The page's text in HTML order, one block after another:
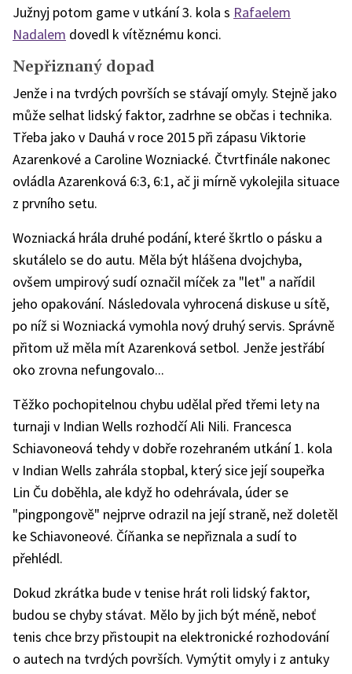
Južnyj potom game v utkání 3. kola s Rafaelem
Nadalem dovedl k vítěznému konci.
Nepřiznaný dopad
Jenže i na tvrdých površích se stávají omyly. Stejně jako
může selhat lidský faktor, zadrhne se občas i technika.
Třeba jako v Dauhá v roce 2015 při zápasu Viktorie
Azarenkové a Caroline Wozniacké. Čtvrtfinále nakonec
ovládla Azarenková 6:3, 6:1, ač ji mírně vykolejila situace
z prvního setu.
Wozniacká hrála druhé podání, které škrtlo o pásku a
skutálelo se do autu. Měla být hlášena dvojchyba,
ovšem umpirový sudí označil míček za "let" a nařídil
jeho opakování. Následovala vyhrocená diskuse u sítě,
po níž si Wozniacká vymohla nový druhý servis. Správně
přitom už měla mít Azarenková setbol. Jenže jestřábí
oko zrovna nefungovalo...
Těžko pochopitelnou chybu udělal před třemi lety na
turnaji v Indian Wells rozhodčí Ali Nili. Francesca
Schiavoneová tehdy v dobře rozehraném utkání 1. kola
v Indian Wells zahrála stopbal, který sice její soupeřka
Lin Ču doběhla, ale když ho odehrávala, úder se
"pingpongově" nejprve odrazil na její straně, než doletěl
ke Schiavoneové. Číňanka se nepřiznala a sudí to
přehlédl.
Dokud zkrátka bude v tenise hrát roli lidský faktor,
budou se chyby stávat. Mělo by jich být méně, neboť
tenis chce brzy přistoupit na elektronické rozhodování
o autech na tvrdých površích. Vymýtit omyly i z antuky